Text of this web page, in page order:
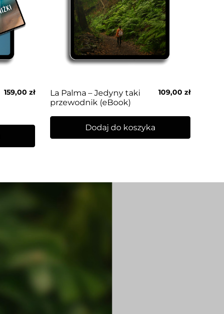
159,00zł
La Palma – Jedyny taki
przewodnik (eBook)
109,00zł
Dodaj do koszyka